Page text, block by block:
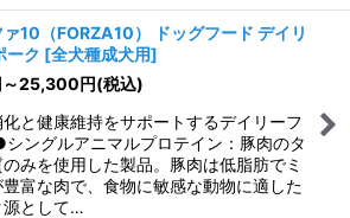
10（FORZA10） ドッグフード デイリ
ーク [全犬種成犬用]
～25,300円(税込)
と健康維持をサポートするデイリーフ
ングルアニマルプロテイン：豚肉のタ
のみを使用した製品。豚肉は低脂肪でミ
富な肉で、食物に敏感な動物に適した
源として…